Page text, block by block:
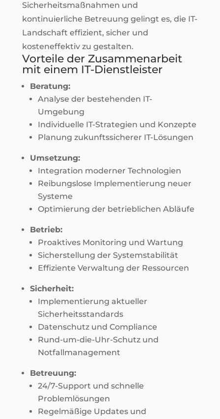
Sicherheitsmaßnahmen und
kontinuierliche Betreuung gelingt es, die IT-
Landschaft effizient, sicher und
kosteneffektiv zu gestalten.
Vorteile der Zusammenarbeit
mit einem IT-Dienstleister
Beratung:
Analyse der bestehenden IT-
Umgebung
Individuelle IT-Strategien und Konzepte
Planung zukunftssicherer IT-Lösungen
Umsetzung:
Integration moderner Technologien
Reibungslose Implementierung neuer
Systeme
Optimierung der betrieblichen Abläufe
Betrieb:
Proaktives Monitoring und Wartung
Sicherstellung der Systemstabilität
Effiziente Verwaltung der Ressourcen
Sicherheit:
Implementierung aktueller
Sicherheitsstandards
Datenschutz und Compliance
Rund-um-die-Uhr-Schutz und
Notfallmanagement
Betreuung:
24/7-Support und schnelle
Problemlösungen
Regelmäßige Updates und